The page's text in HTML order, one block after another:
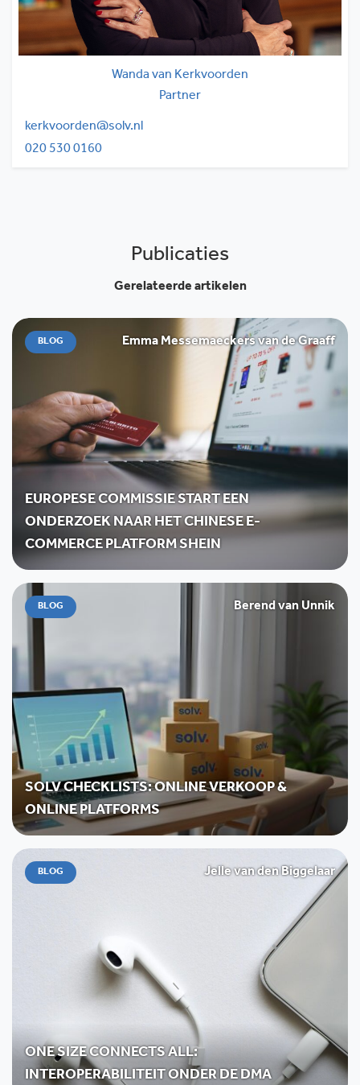
Wanda van Kerkvoorden
Partner
kerkvoorden@solv.nl
020 530 0160
Publicaties
Gerelateerde artikelen
BLOG Emma Messemaeckers van de Graaff
EUROPESE COMMISSIE START EEN
ONDERZOEK NAAR HET CHINESE E-
COMMERCE PLATFORM SHEIN
BLOG Berend van Unnik
SOLV CHECKLISTS: ONLINE VERKOOP &
ONLINE PLATFORMS
BLOG Jelle van den Biggelaar
ONE SIZE CONNECTS ALL:
INTEROPERABILITEIT ONDER DE DMA